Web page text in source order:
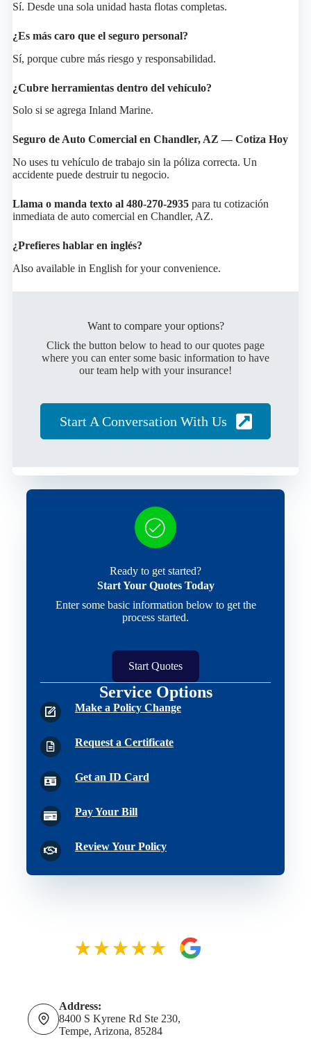
Sí. Desde una sola unidad hasta flotas completas.
¿Es más caro que el seguro personal?
Sí, porque cubre más riesgo y responsabilidad.
¿Cubre herramientas dentro del vehículo?
Solo si se agrega Inland Marine.
Seguro de Auto Comercial en Chandler, AZ — Cotiza Hoy
No uses tu vehículo de trabajo sin la póliza correcta. Un
accidente puede destruir tu negocio.
Llama o manda texto al 480-270-2935para tu cotización
inmediata de auto comercial en Chandler, AZ.
¿Prefieres hablar en inglés?
Also available in English for your convenience.
Want to compare your options?
Click the button below to head to our quotes page
where you can enter some basic information to have
our team help with your insurance!
Start A Conversation With Us
Ready to get started?
Start Your Quotes Today
Enter some basic information below to get the
process started.
Start Quotes
Service Options
Make a Policy Change
Request a Certificate
Get an ID Card
Pay Your Bill
Review Your Policy
Address:
8400 S Kyrene Rd Ste 230,
Tempe, Arizona, 85284